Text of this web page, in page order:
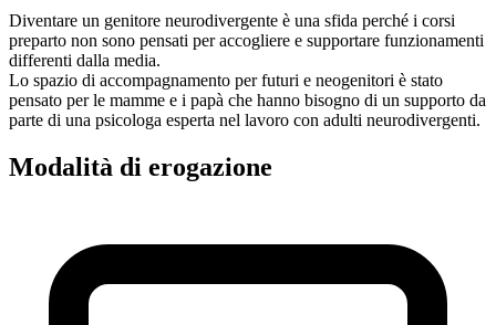
Diventare un genitore neurodivergente è una sfida perché i corsi
preparto non sono pensati per accogliere e supportare funzionamenti
differenti dalla media.
Lo spazio di accompagnamento per futuri e neogenitori è stato
pensato per le mamme e i papà che hanno bisogno di un supporto da
parte di una psicologa esperta nel lavoro con adulti neurodivergenti.
Modalità di erogazione